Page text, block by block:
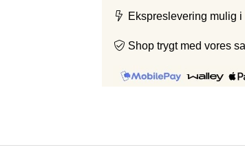
Ekspreslevering mulig i
Shop trygt med vores